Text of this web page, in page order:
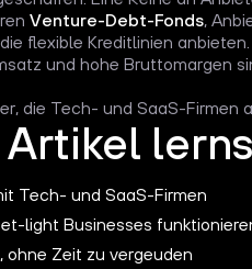
Venture-Debt-Fonds ,
flexible Kreditlinien anbieten.
und hohe Bruttomargen
die Tech- und SaaS-Firmen
Artikel
Tech- und SaaS-Firmen
light Businesses
Zeit zu vergeuden